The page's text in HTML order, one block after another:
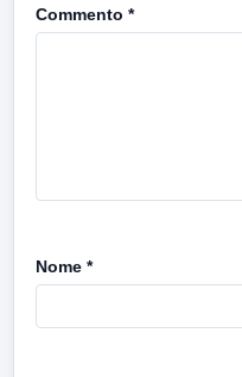
Commento *
Nome *